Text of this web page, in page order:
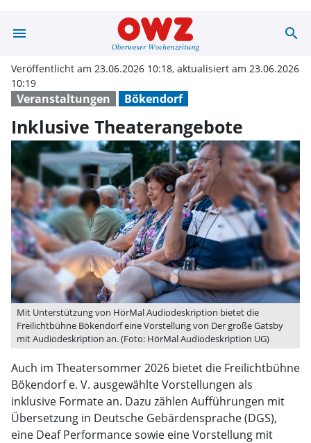
menu Inklusive search
Veranstaltungen Bökendorf
Veröffentlicht am 23.06.2026 10:18, aktualisiert am 23.06.2026
10:19
Inklusive Theaterangebote
Mit Unterstützung von HörMal Audiodeskription bietet die
Freilichtbühne Bökendorf eine Vorstellung von Der große Gatsby
mit Audiodeskription an. (Foto: HörMal Audiodeskription UG)
Auch im Theatersommer 2026 bietet die Freilichtbühne
Bökendorf e. V. ausgewählte Vorstellungen als
inklusive Formate an. Dazu zählen Aufführungen mit
Übersetzung in Deutsche Gebärdensprache (DGS),
eine Deaf Performance sowie eine Vorstellung mit